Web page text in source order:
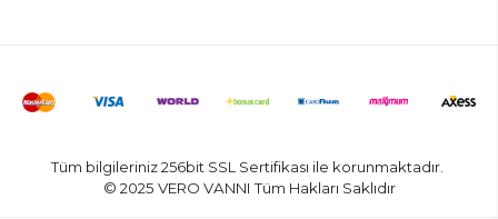
Tüm bilgileriniz 256bit SSL Sertifikası ile korunmaktadır.
© 2025 VERO VANNITüm Hakları Saklıdır